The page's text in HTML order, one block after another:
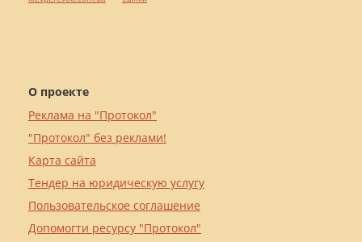
О проекте
Реклама на "Протокол"
"Протокол" без реклами!
Карта сайта
Тендер на юридическую услугу
Пользовательское соглашение
Допомогти ресурсу "Протокол"